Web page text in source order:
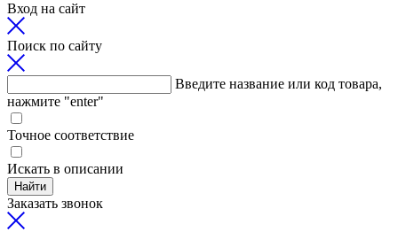
Вход на сайт
Поиск по сайту
Введите название или код товара,
нажмите "enter"
Точное соответствие
Искать в описании
Найти
Заказать звонок